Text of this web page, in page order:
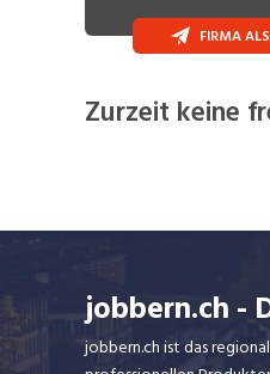
FIRMA
Zurzeit keine
jobbern.ch -
jobbern.ch ist das